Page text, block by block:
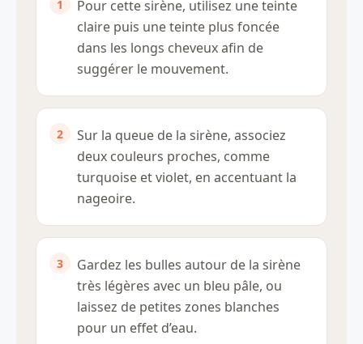
Pour cette sirène, utilisez une teinte
claire puis une teinte plus foncée
dans les longs cheveux afin de
suggérer le mouvement.
Sur la queue de la sirène, associez
deux couleurs proches, comme
turquoise et violet, en accentuant la
nageoire.
Gardez les bulles autour de la sirène
très légères avec un bleu pâle, ou
laissez de petites zones blanches
pour un effet d’eau.